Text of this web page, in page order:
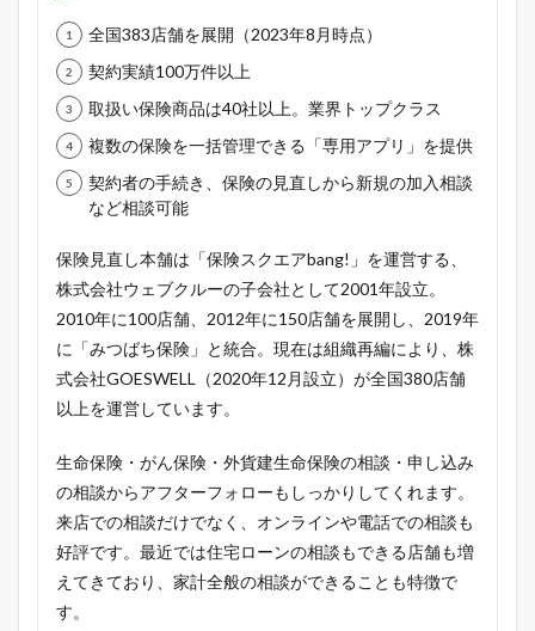
全国383店舗を展開（2023年8月時点）
契約実績100万件以上
取扱い保険商品は40社以上。業界トップクラス
複数の保険を一括管理できる「専用アプリ」を提供
契約者の手続き、保険の見直しから新規の加入相談
など相談可能
保険見直し本舗は「保険スクエアbang!」を運営する、
株式会社ウェブクルーの子会社として2001年設立。
2010年に100店舗、2012年に150店舗を展開し、2019年
に「みつばち保険」と統合。現在は組織再編により、株
式会社GOESWELL（2020年12月設立）が全国380店舗
以上を運営しています。
生命保険・がん保険・外貨建生命保険の相談・申し込み
の相談からアフターフォローもしっかりしてくれます。
来店での相談だけでなく、オンラインや電話での相談も
好評です。最近では住宅ローンの相談もできる店舗も増
えてきており、家計全般の相談ができることも特徴で
す。